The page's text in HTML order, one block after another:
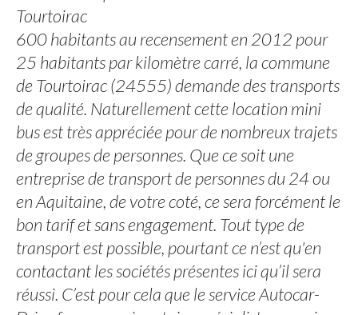
Tourtoirac
600 habitants au recensement en 2012 pour
25 habitants par kilomètre carré, la commune
de Tourtoirac (24555) demande des transports
de qualité. Naturellement cette location mini
bus est très appréciée pour de nombreux trajets
de groupes de personnes. Que ce soit une
entreprise de transport de personnes du 24 ou
en Aquitaine, de votre coté, ce sera forcément le
bon tarif et sans engagement. Tout type de
transport est possible, pourtant ce n’est qu'en
contactant les sociétés présentes ici qu’il sera
réussi. C’est pour cela que le service Autocar-